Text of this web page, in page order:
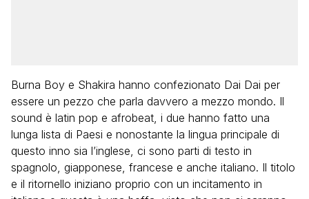
Burna Boy e Shakira hanno confezionato Dai Dai per
essere un pezzo che parla davvero a mezzo mondo. Il
sound è latin pop e afrobeat, i due hanno fatto una
lunga lista di Paesi e nonostante la lingua principale di
questo inno sia l’inglese, ci sono parti di testo in
spagnolo, giapponese, francese e anche italiano. Il titolo
e il ritornello iniziano proprio con un incitamento in